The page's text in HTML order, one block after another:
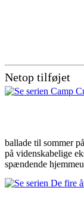
Netop tilføjet
ballade til sommer
på videnskabelige
spændende